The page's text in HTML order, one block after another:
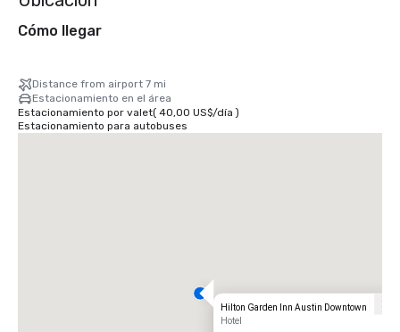
Cómo llegar
Distance from airport 7 mi
Estacionamiento en el área
Estacionamiento por valet( 40,00 US$/día )
Estacionamiento para autobuses
Hilton Garden Inn Austin Downtown
Hotel